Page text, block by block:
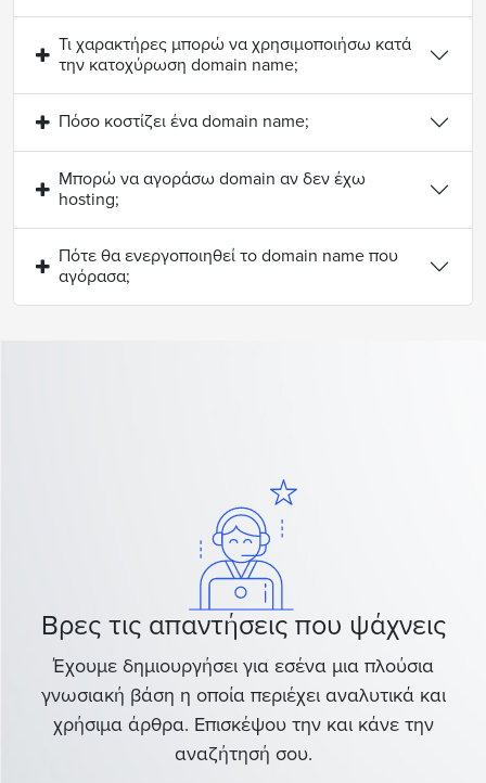
Τι χαρακτήρες μπορώ να χρησιμοποιήσω κατά
την κατοχύρωση domain name;
Πόσο κοστίζει ένα domain name;
Μπορώ να αγοράσω domain αν δεν έχω
hosting;
Πότε θα ενεργοποιηθεί το domain name που
αγόρασα;
Βρες τις απαντήσεις που ψάχνεις
Έχουμε δημιουργήσει για εσένα μια πλούσια
γνωσιακή βάση η οποία περιέχει αναλυτικά και
χρήσιμα άρθρα. Επισκέψου την και κάνε την
αναζήτησή σου.